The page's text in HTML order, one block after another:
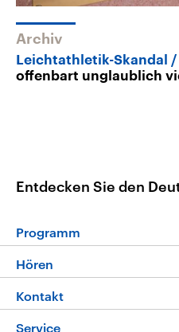
Archiv
Leichtathletik-Skandal
offenbart unglaublich
Entdecken Sie den
Programm
Programm
Die Nachrichten
Hören
Livestream
Kontakt
Hörerservice
Service